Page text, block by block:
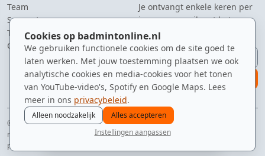
Cookies op badmintonline.nl
We gebruiken functionele cookies om de site goed te
laten werken. Met jouw toestemming plaatsen we ook
analytische cookies en media-cookies voor het tonen
van YouTube-video's, Spotify en Google Maps. Lees
meer in ons privacybeleid.
Alleen noodzakelijk
Alles accepteren
Instellingen aanpassen
Team
Supporters
Tip de redactie
Contact
Je ontvangt enkele keren per
jaar een e-mail met het
laatste badmintonnieuws.
E-mailadres
aanmelden
© 2010–2026 badmintonline.nl · altijd op zoek naar de perfecte tumbling
netshot
privacy
spelers ranglijst zomer